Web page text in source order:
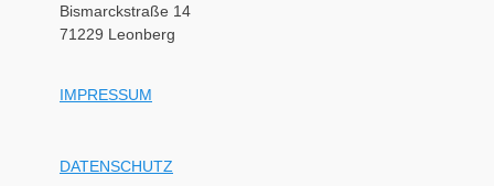
Bismarckstraße 14
71229 Leonberg
IMPRESSUM
DATENSCHUTZ